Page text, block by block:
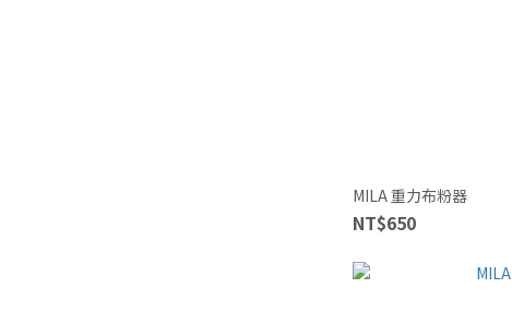
MILA 重力布粉器
NT$650